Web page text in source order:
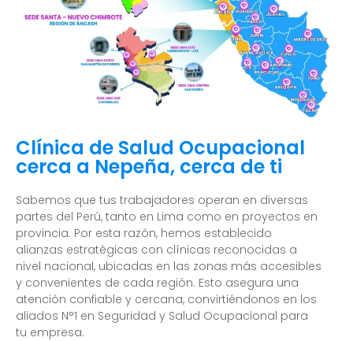
Clínica de Salud Ocupacional
cerca a Nepeña, cerca de ti
Sabemos que tus trabajadores operan en diversas
partes del Perú, tanto en Lima como en proyectos en
provincia. Por esta razón, hemos establecido
alianzas estratégicas con clínicas reconocidas a
nivel nacional, ubicadas en las zonas más accesibles
y convenientes de cada región. Esto asegura una
atención confiable y cercana, convirtiéndonos en los
aliados N°1 en Seguridad y Salud Ocupacional para
tu empresa.